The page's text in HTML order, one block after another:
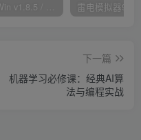
Typora Win v1.8.5 / Mac 1.8.5 Markdown编辑器 最新VIP解锁版
下一篇
机器学习必修课：经典AI算
法与编程实战